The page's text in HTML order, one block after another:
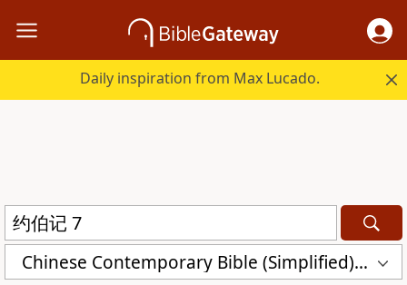
Daily inspiration from Max Lucado.
Chinese Contemporary Bible (Simplified) (CCB)